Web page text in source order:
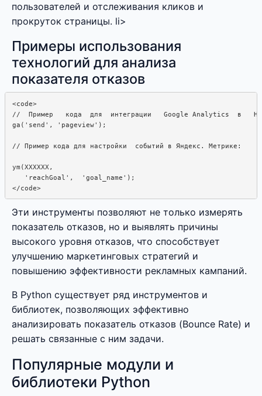
пользователей и отслеживания кликов и
прокруток страницы. li>
Примеры использования
технологий для анализа
показателя отказов
<code>
//  Пример   кода  для  интеграции   Google Analytics  в
ga('send', 'pageview');
// Пример кода для настройки  событий в Яндекс. Метрике:
ym(XXXXXX,
   'reachGoal',  'goal_name');
</code>
Эти инструменты позволяют не только измерять
показатель отказов, но и выявлять причины
высокого уровня отказов, что способствует
улучшению маркетинговых стратегий и
повышению эффективности рекламных кампаний.
В Python существует ряд инструментов и
библиотек, позволяющих эффективно
анализировать показатель отказов (Bounce Rate) и
решать связанные с ним задачи.
Популярные модули и
библиотеки Python